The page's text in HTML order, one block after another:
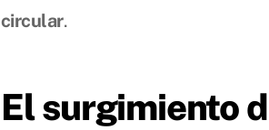
circular.
El surgimiento